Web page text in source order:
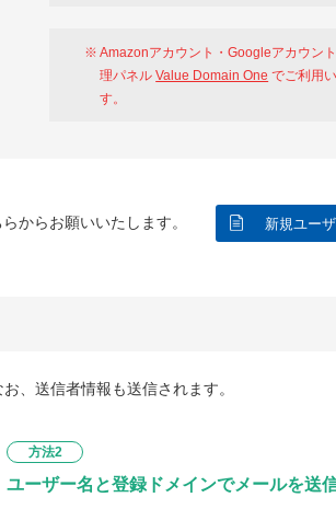
Amazonアカウント・Googleアカウン
理パネルValue Domain One でご利用
す。
からお願いいたします。 新規ユー
、送信者情報も送信されます。
方法2
ユーザー名と登録ドメインでメールを送